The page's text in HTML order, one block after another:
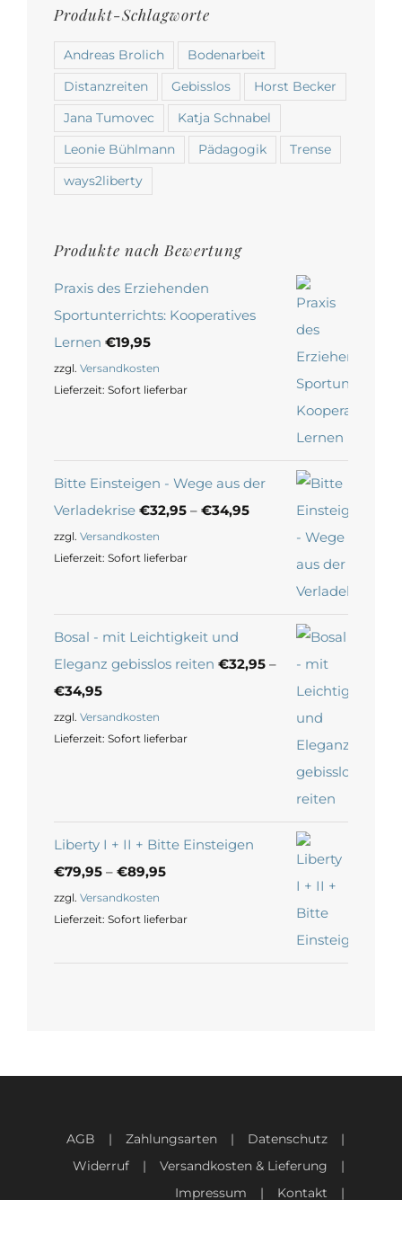
Produkt-Schlagworte
Andreas Brolich Bodenarbeit
Distanzreiten Gebisslos Horst Becker
Jana Tumovec Katja Schnabel
Leonie Bühlmann Pädagogik Trense
ways2liberty
Produkte nach Bewertung
Praxis des Erziehenden
Sportunterrichts: Kooperatives
Lernen €19,95
zzgl. Versandkosten
Lieferzeit: Sofort lieferbar
Bitte Einsteigen - Wege aus der
Verladekrise €32,95 – €34,95
zzgl. Versandkosten
Lieferzeit: Sofort lieferbar
Bosal - mit Leichtigkeit und
Eleganz gebisslos reiten €32,95 –
€34,95
zzgl. Versandkosten
Lieferzeit: Sofort lieferbar
Liberty I + II + Bitte Einsteigen
€79,95 – €89,95
zzgl. Versandkosten
Lieferzeit: Sofort lieferbar
AGB Zahlungsarten
Datenschutz
Widerruf
Versandkosten & Lieferung
Impressum
Kontakt